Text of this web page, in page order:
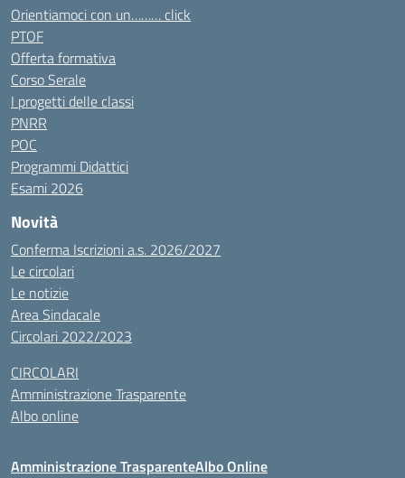
Orientiamoci con un……… click
PTOF
Offerta formativa
Corso Serale
I progetti delle classi
PNRR
POC
Programmi Didattici
Esami 2026
Novità
Conferma Iscrizioni a.s. 2026/2027
Le circolari
Le notizie
Area Sindacale
Circolari 2022/2023
CIRCOLARI
Amministrazione Trasparente
Albo online
Amministrazione TrasparenteAlbo Online